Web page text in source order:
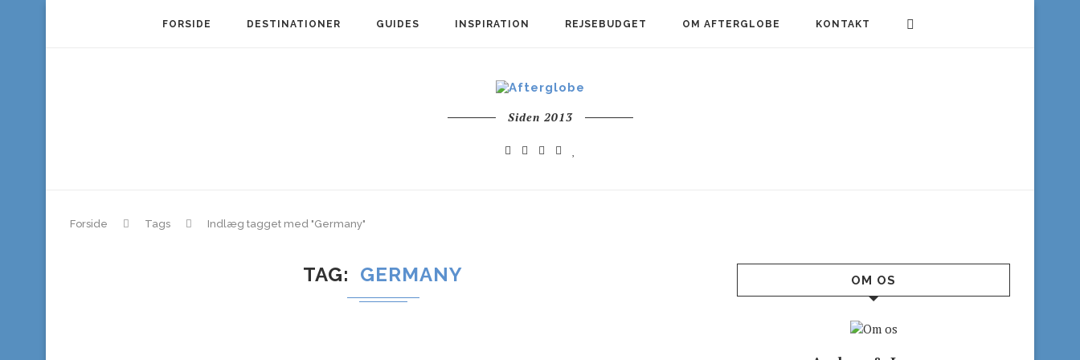
FORSIDE DESTINATIONER GUIDES INSPIRATION REJSEBUDGET OM AFTERGLOBE KONTAKT
Siden 2013
Forside Tags Indlæg tagget med "Germany"
TAG GERMANY OM OS